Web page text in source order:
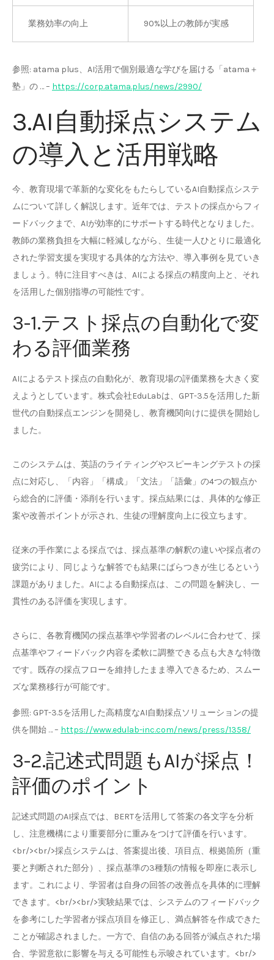
業務効率の向上 90%以上の教師が実感
参照: atama plus、AI活用で個別最適な学びを届ける「atama＋
塾」の … – https://corp.atama.plus/news/2990/
3.AI自動採点システム
の導入と活用戦略
今、教育現場で革新的な変化をもたらしているAI自動採点システ
ムについて詳しく解説します。近年では、テストの採点からフィ
ードバックまで、AIが効率的にサポートする時代となりました。
教師の業務負担を大幅に軽減しながら、生徒一人ひとりに最適化
された学習支援を実現する具体的な方法や、導入事例を見ていき
ましょう。特に注目すべきは、AIによる採点の精度向上と、それ
を活用した個別指導の可能性です。
3-1.テスト採点の自動化で変
わる評価業務
AIによるテスト採点の自動化が、教育現場の評価業務を大きく変
えようとしています。株式会社EduLabは、GPT-3.5を活用した新
世代の自動採点エンジンを開発し、教育機関向けに提供を開始し
ました。
このシステムは、英語のライティングやスピーキングテストの採
点に対応し、「内容」「構成」「文法」「語彙」の4つの観点か
ら総合的に評価・添削を行います。採点結果には、具体的な修正
案や改善ポイントが示され、生徒の理解度向上に役立ちます。
従来の手作業による採点では、採点基準の解釈の違いや採点者の
疲労により、同じような解答でも結果にばらつきが生じるという
課題がありました。AIによる自動採点は、この問題を解決し、一
貫性のある評価を実現します。
さらに、各教育機関の採点基準や学習者のレベルに合わせて、採
点基準やフィードバック内容を柔軟に調整できる点も大きな特徴
です。既存の採点フローを維持したまま導入できるため、スムー
ズな業務移行が可能です。
参照: GPT-3.5を活用した高精度なAI自動採点ソリューションの提
供を開始 … – https://www.edulab-inc.com/news/press/1358/
3-2.記述式問題もAIが採点！
評価のポイント
記述式問題のAI採点では、BERTを活用して答案の各文字を分析
し、注意機構により重要部分に重みをつけて評価を行います。
<br/><br/>採点システムは、答案提出後、項目点、根拠箇所（重
要と判断された部分）、採点基準の3種類の情報を即座に表示し
ます。これにより、学習者は自身の回答の改善点を具体的に理解
できます。<br/><br/>実験結果では、システムのフィードバック
を参考にした学習者が採点項目を修正し、満点解答を作成できた
ことが確認されました。一方で、自信のある回答が減点された場
合、学習意欲に影響を与える可能性も示唆されています。<br/>